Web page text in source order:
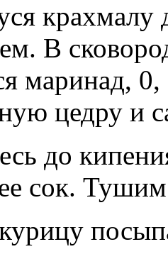
крахмалу
В
маринад, 0,
цедру и
до
сок.